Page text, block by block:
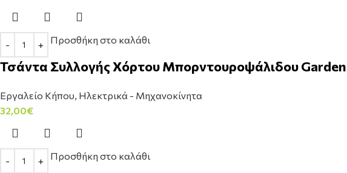
Προσθήκη στο καλάθι
Τσάντα Συλλογής Χόρτου Μπορντουροψάλιδου
Εργαλείο Κήπου, Ηλεκτρικά - Μηχανοκίνητα
32,00€
Προσθήκη στο καλάθι